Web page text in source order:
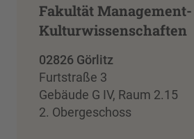
Fakultät
Kulturwissenschaften
02826 Görlitz
Furtstraße 3
Gebäude G IV, Raum 2.15
2. Obergeschoss